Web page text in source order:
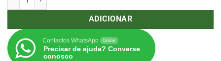
ADICIONAR
Contactos WhatsApp Online
Precisar de ajuda? Converse
conosco